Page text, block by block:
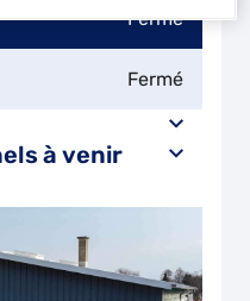
Fermé
Fermé
à venir